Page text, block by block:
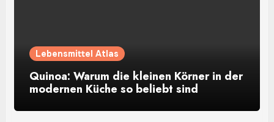
Lebensmittel Atlas
Quinoa: Warum die kleinen Körner in der
modernen Küche so beliebt sind